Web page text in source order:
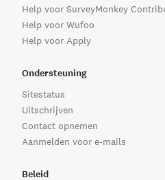
Help voor SurveyMonkey
Help voor Wufoo
Help voor Apply
Ondersteuning
Sitestatus
Uitschrijven
Contact opnemen
Aanmelden voor e-mails
Beleid